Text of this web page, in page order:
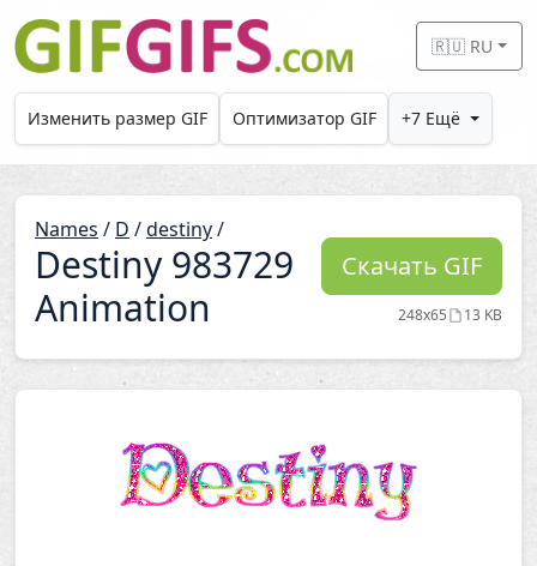
Skip to main content
🇷🇺 RU
Изменить размер GIF Оптимизатор GIF +7 Ещё
Names / D /destiny/
Destiny 983729
Animation
Скачать GIF
248x65 13 KB